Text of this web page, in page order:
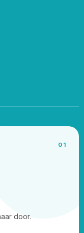
01
door.